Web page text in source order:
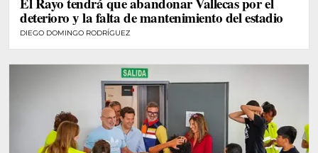
deterioro y la falta de mantenimiento del estadio
DIEGO DOMINGO RODRÍGUEZ